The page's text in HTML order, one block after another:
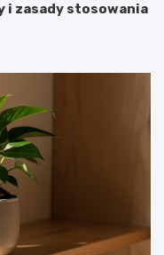
i zasady stosowania